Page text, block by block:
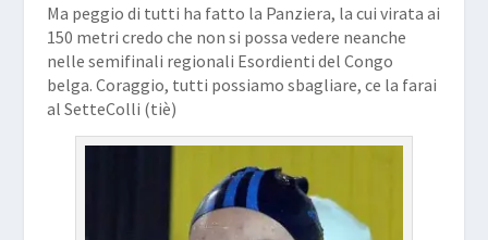
Ma peggio di tutti ha fatto la Panziera, la cui virata ai
150 metri credo che non si possa vedere neanche
nelle semifinali regionali Esordienti del Congo
belga. Coraggio, tutti possiamo sbagliare, ce la farai
al SetteColli (tiè)